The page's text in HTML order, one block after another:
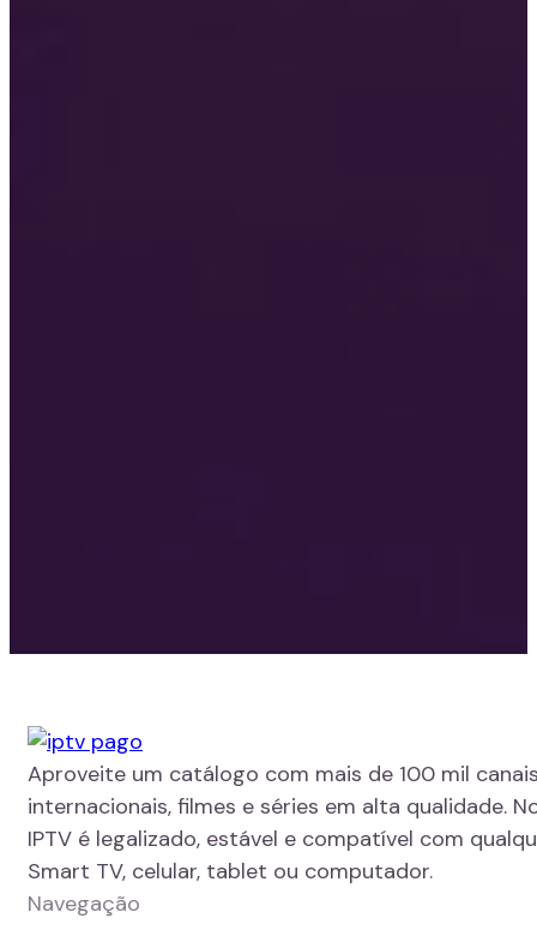
Aproveite um catálogo com mais de 100 mil
internacionais, filmes e séries em alta qualidade.
IPTV é legalizado, estável e compatível com
Smart TV, celular, tablet ou computador.
Navegação